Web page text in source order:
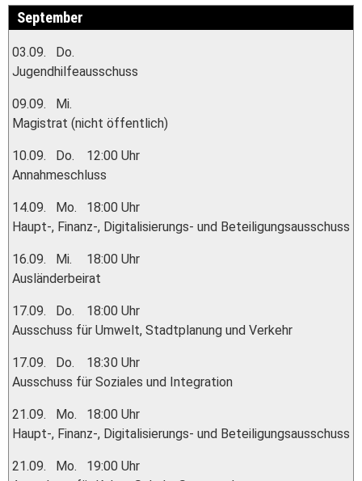
September
03.09.
Do.
Jugendhilfeausschuss
09.09.
Mi.
Magistrat (nicht öffentlich)
10.09. Do.
12:00 Uhr
Annahmeschluss
14.09. Mo.
18:00 Uhr
Haupt-, Finanz-, Digitalisierungs- und Beteiligungsausschuss
16.09. Mi.
18:00 Uhr
Ausländerbeirat
17.09. Do.
18:00 Uhr
Ausschuss für Umwelt, Stadtplanung und Verkehr
17.09. Do.
18:30 Uhr
Ausschuss für Soziales und Integration
21.09. Mo.
18:00 Uhr
Haupt-, Finanz-, Digitalisierungs- und Beteiligungsausschuss
21.09. Mo.
19:00 Uhr